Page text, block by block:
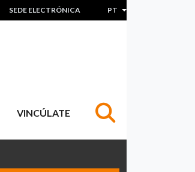
SEDE ELECTRÓNICA PT Lista de ações
VINCÚLATE